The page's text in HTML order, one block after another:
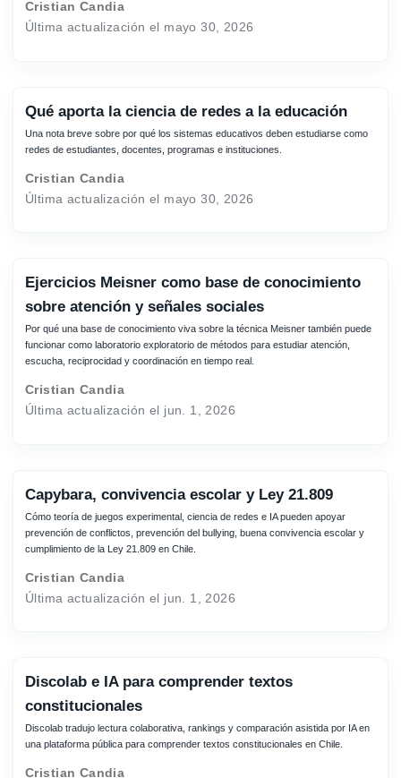
Cristian Candia
Última actualización el mayo 30, 2026
Qué aporta la ciencia de redes a la educación
Una nota breve sobre por qué los sistemas educativos deben estudiarse como
redes de estudiantes, docentes, programas e instituciones.
Cristian Candia
Última actualización el mayo 30, 2026
Ejercicios Meisner como base de conocimiento
sobre atención y señales sociales
Por qué una base de conocimiento viva sobre la técnica Meisner también puede
funcionar como laboratorio exploratorio de métodos para estudiar atención,
escucha, reciprocidad y coordinación en tiempo real.
Cristian Candia
Última actualización el jun. 1, 2026
Capybara, convivencia escolar y Ley 21.809
Cómo teoría de juegos experimental, ciencia de redes e IA pueden apoyar
prevención de conflictos, prevención del bullying, buena convivencia escolar y
cumplimiento de la Ley 21.809 en Chile.
Cristian Candia
Última actualización el jun. 1, 2026
Discolab e IA para comprender textos
constitucionales
Discolab tradujo lectura colaborativa, rankings y comparación asistida por IA en
una plataforma pública para comprender textos constitucionales en Chile.
Cristian Candia